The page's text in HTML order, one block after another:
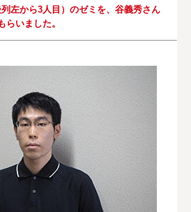
左から3人目）のゼミを、谷義秀さん
らいました。